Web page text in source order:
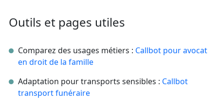
Outils et pages utiles
Comparez des usages métiers : Callbot pour avocat
en droit de la famille
Adaptation pour transports sensibles : Callbot
transport funéraire